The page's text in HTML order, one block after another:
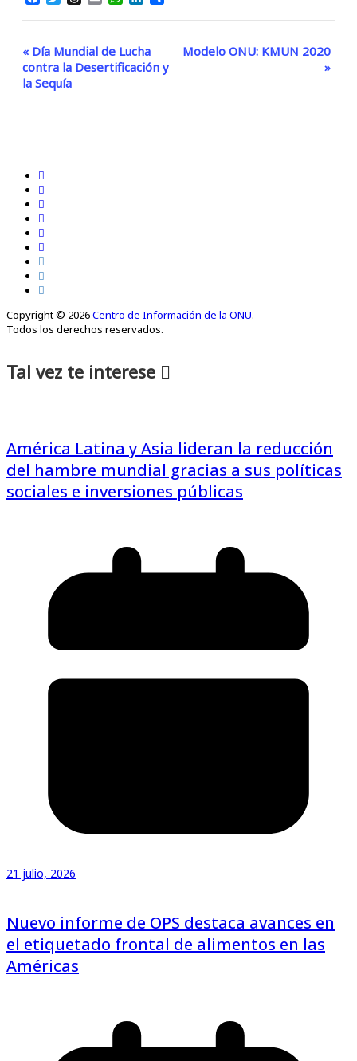
Evento
Navegación
« Día Mundial de Lucha
contra la Desertificación y
la Sequía
Modelo ONU: KMUN 2020
»
Copyright © 2026Centro de Información de la ONU.
Todos los derechos reservados.
Tal vez te interese
América Latina y Asia lideran la reducción
del hambre mundial gracias a sus políticas
sociales e inversiones públicas
21 julio, 2026
Nuevo informe de OPS destaca avances en
el etiquetado frontal de alimentos en las
Américas